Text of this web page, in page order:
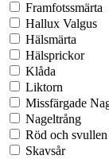
Framfotssmärta
Hallux Valgus
Hälsmärta
Hälsprickor
Klåda
Liktorn
Missfärgade
Nageltrång
Röd och svullen
Skavsår